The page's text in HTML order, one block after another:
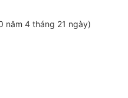
năm 4 tháng 21 ngày)